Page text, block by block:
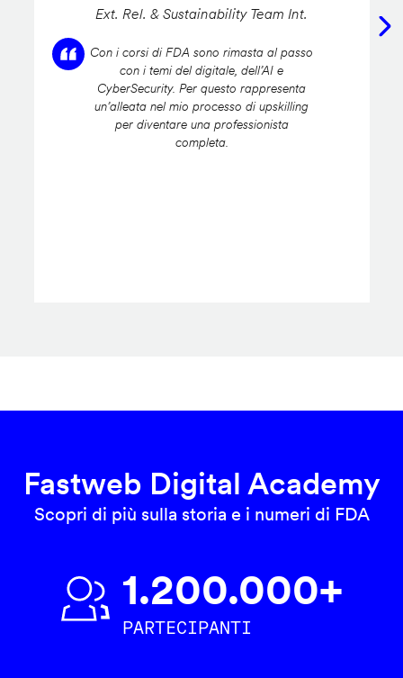
Ext. Rel. & Sustainability Team Int.
Con i corsi di FDA sono rimasta al passo
con i temi del digitale, dell’AI e
CyberSecurity. Per questo rappresenta
un’alleata nel mio processo di upskilling
per diventare una professionista
completa.
Fastweb Digital Academy
Scopri di più sulla storia e i numeri di FDA
1.200.000+
PARTECIPANTI